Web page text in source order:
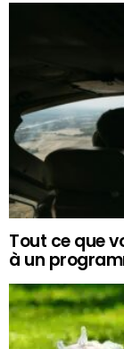
Tout ce que
à un